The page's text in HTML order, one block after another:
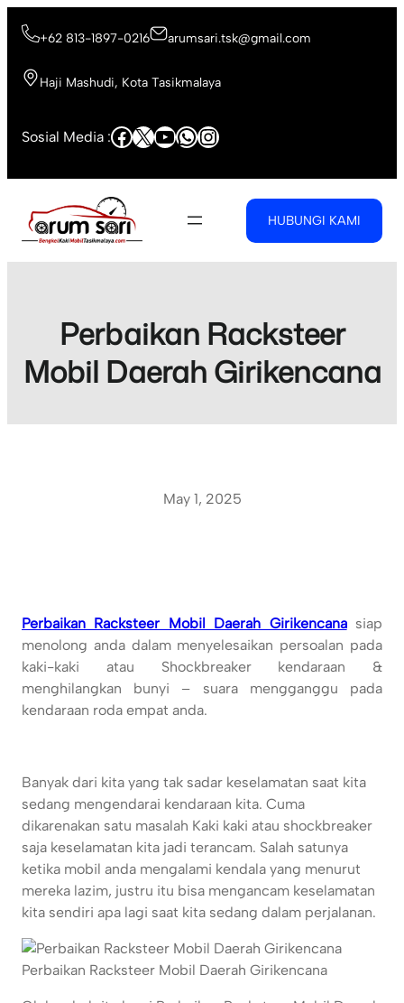
+62 813-1897-0216 arumsari.tsk@gmail.com
Haji Mashudi, Kota Tasikmalaya
Sosial Media :Facebook
X YouTube
WhatsApp
Instagram
HUBUNGI KAMI
Perbaikan Racksteer
Mobil Daerah Girikencana
May 1, 2025
Perbaikan Racksteer Mobil Daerah Girikencanasiap
menolong anda dalam menyelesaikan persoalan pada
kaki-kaki atau Shockbreaker kendaraan &
menghilangkan bunyi – suara mengganggu pada
kendaraan roda empat anda.
Banyak dari kita yang tak sadar keselamatan saat kita
sedang mengendarai kendaraan kita. Cuma
dikarenakan satu masalah Kaki kaki atau shockbreaker
saja keselamatan kita jadi terancam. Salah satunya
ketika mobil anda mengalami kendala yang menurut
mereka lazim, justru itu bisa mengancam keselamatan
kita sendiri apa lagi saat kita sedang dalam perjalanan.
Perbaikan Racksteer Mobil Daerah Girikencana